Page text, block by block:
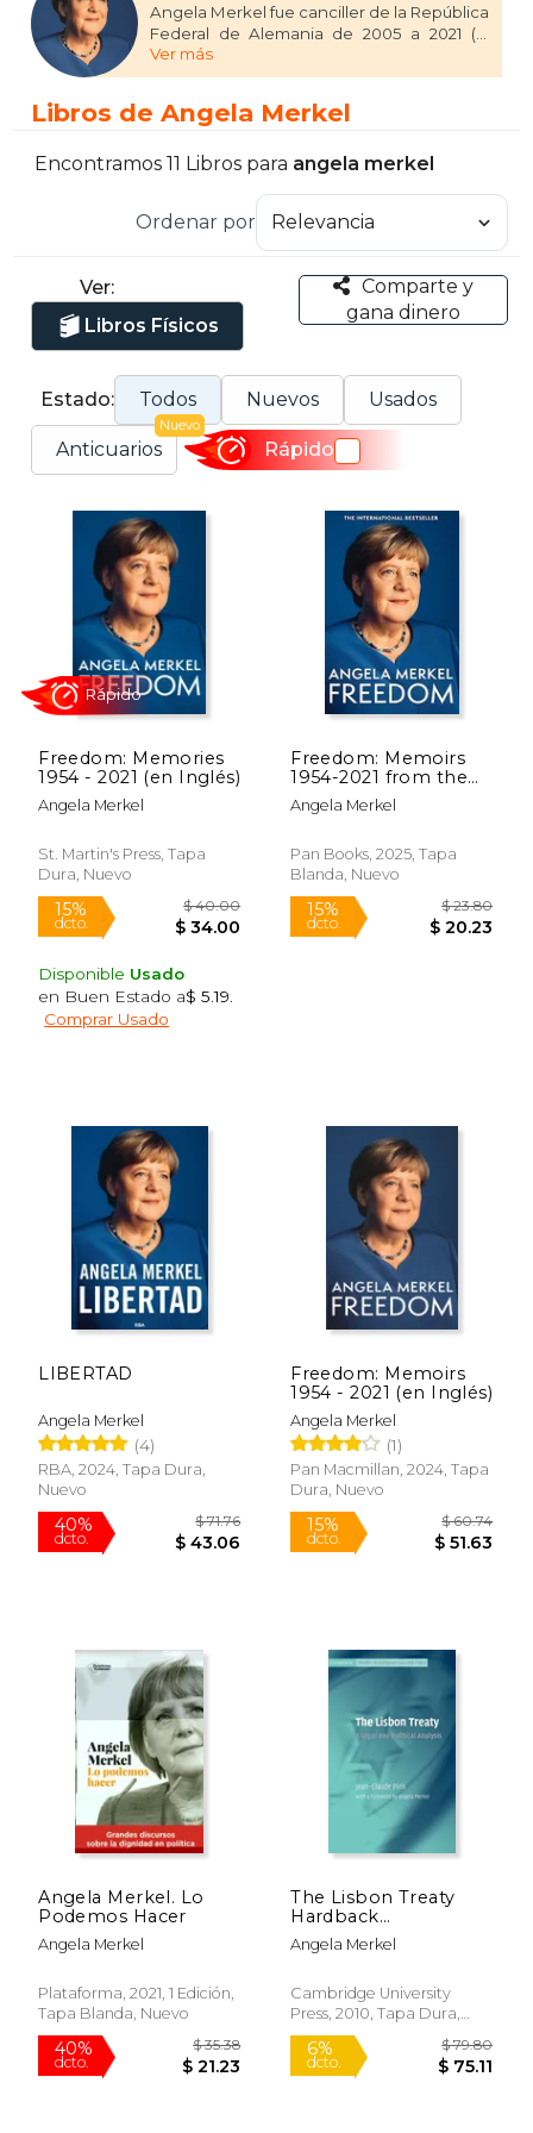
Angela Merkel fue canciller de la República
Federal de Alemania de 2005 a 2021 (la
primera mujer en ocupar este cargo en la
historia del país). Nacida en Hamburgo en
física y se doctoró, y fue elegida diputada al
Federal de la Mujer y la Juventud de 1991 a
Protección de la Naturaleza y Seguridad
Nuclear de 1994 a 1998 y presidenta de la
Unión Cristianodemócrata de Alemania de
Ver más
Libros de Angela Merkel
Encontramos 11 Libros para angela merkel
Ordenar por
Ver:
Libros Físicos
Comparte y
gana dinero
Estado: Todos Nuevos Usados
Anticuarios
Nuevo
Rápido
Freedom: Memories
1954 - 2021 (en Inglés)
Angela Merkel
St. Martin's Press, Tapa
Dura, Nuevo
Disponible Usado
en Buen Estado a$ 5.19
Comprar Usado
Freedom: Memoirs
1954-2021 from the
former Chancellor of
Germany (en Inglés)
Angela Merkel
Pan Books, 2025, Tapa
Blanda, Nuevo
LIBERTAD
Angela Merkel
(4)
RBA, 2024, Tapa Dura,
Nuevo
40%
dcto. $ 43.06
Freedom: Memoirs
1954 - 2021 (en Inglés)
Angela Merkel
(1)
Pan Macmillan, 2024, Tapa
Dura, Nuevo
15%
dcto.
Angela Merkel. Lo
Podemos Hacer
Angela Merkel
Plataforma, 2021, 1 Edición,
Tapa Blanda, Nuevo
The Lisbon Treaty
Hardback
(Cambridge Studies in
European law and
Angela Merkel
Cambridge University
Press, 2010, Tapa Dura,
Nuevo